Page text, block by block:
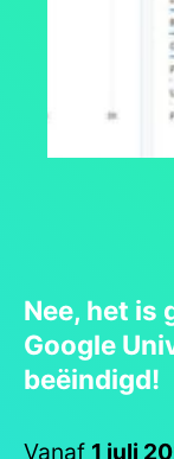
Nee, het is
Google
beëindigd!
Vanaf 1 juli